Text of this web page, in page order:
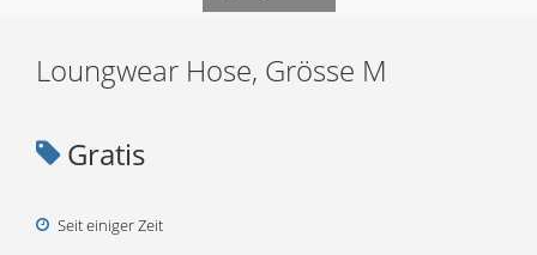
Loungwear Hose, Grösse M
Gratis
Seit einiger Zeit